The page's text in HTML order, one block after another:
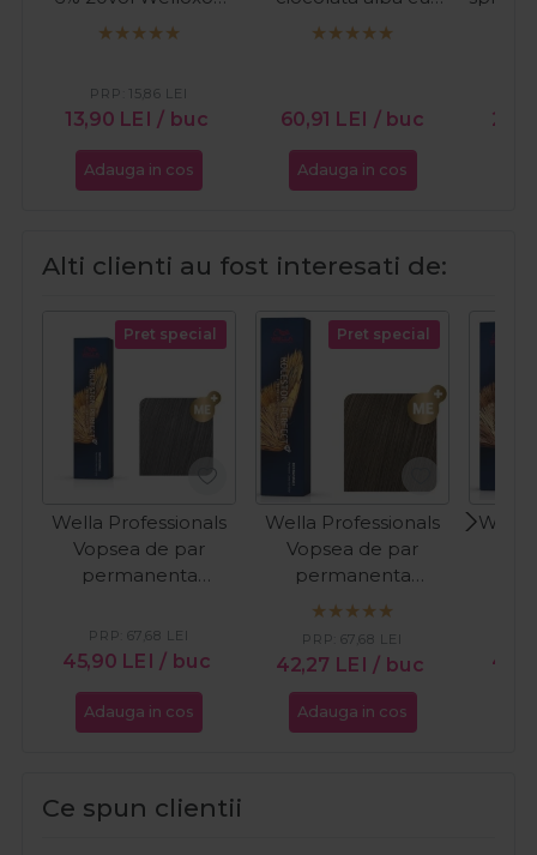
Perfect 60ml
13,90 LEI / buc
PRP: 15,86 LEI
Adauga in cos
aroma de vanilie Hot
60,91 LEI / buc
Adauga in cos
Alti clienti au fost interesati de:
Pret special
Wella Professionals
Vopsea de par
permanenta
4/82 castaniu mediu
albastrui mat 60ml
45,90 LEI / buc
PRP:67,68 LEI
Adauga in cos
Pret special
Wella Professionals
Vopsea de par
permanenta
Koleston Perfect 5/1
cenusiu 60ml
42,27 LEI / buc
PRP:67,68 LEI
Adauga in cos
Wella
Ce spun clientii